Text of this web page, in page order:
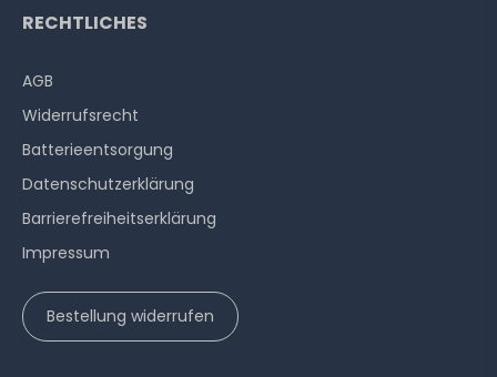
RECHTLICHES
AGB
Widerrufs­recht
Batterieentsorgung
Datenschutzerklärung
Barrierefreiheitserklärung
Impressum
Bestellung widerrufen